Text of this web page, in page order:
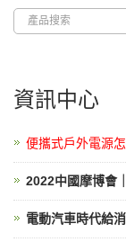
資訊中心
便攜式戶外電源
2022中國摩博會
電動汽車時代給